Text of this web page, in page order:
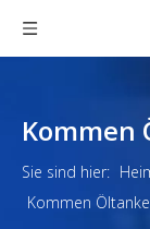
Kommen
Sie sind hier:
Kommen